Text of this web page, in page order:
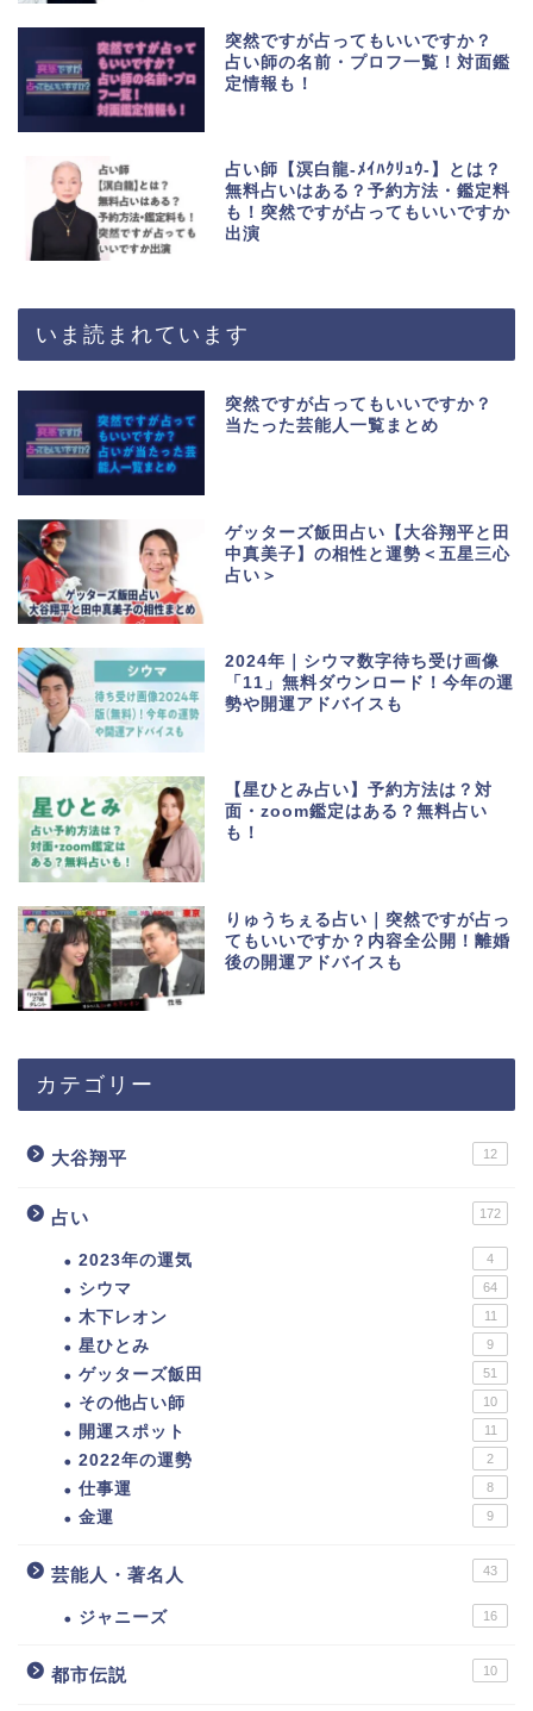
突然ですが占ってもいいですか？
占い師の名前・プロフ一覧！対面鑑
定情報も！
占い師【溟白龍-ﾒｲﾊｸﾘｭｳ-】とは？
無料占いはある？予約方法・鑑定料
も！突然ですが占ってもいいですか
出演
いま読まれています
突然ですが占ってもいいですか？
当たった芸能人一覧まとめ
ゲッターズ飯田占い【大谷翔平と田
中真美子】の相性と運勢＜五星三心
占い＞
2024年｜シウマ数字待ち受け画像
「11」無料ダウンロード！今年の運
勢や開運アドバイスも
【星ひとみ占い】予約方法は？対
面・zoom鑑定はある？無料占い
も！
りゅうちぇる占い｜突然ですが占っ
てもいいですか？内容全公開！離婚
後の開運アドバイスも
カテゴリー
大谷翔平 12
占い 172
2023年の運気 4
シウマ 64
木下レオン 11
星ひとみ 9
ゲッターズ飯田 51
その他占い師 10
開運スポット 11
2022年の運勢 2
仕事運 8
金運 9
芸能人・著名人 43
ジャニーズ 16
都市伝説 10